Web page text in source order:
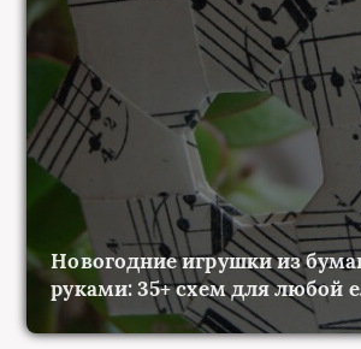
Новогодние игрушки из
руками: 35+ схем для любой